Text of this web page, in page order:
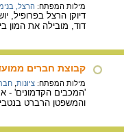
מילות המפתח: הרצל,
דיוקן הרצל בפרופיל,
דוד, מובילה את המון
קבוצת חברים
מילות המפתח: ציונות חבת
והמשפטן הרברט